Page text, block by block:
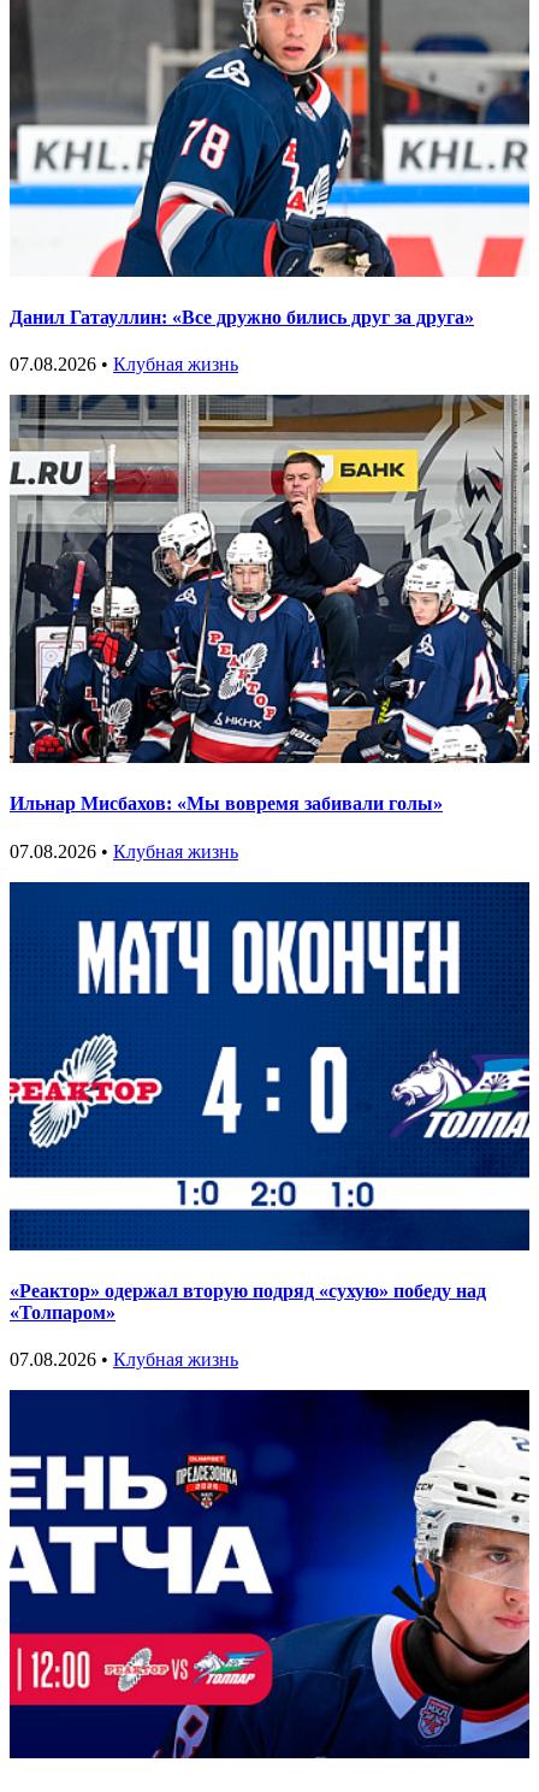
Данил Гатауллин: «Все дружно бились друг за друга»
07.08.2026 • Клубная жизнь
Ильнар Мисбахов: «Мы вовремя забивали голы»
07.08.2026 • Клубная жизнь
«Реактор» одержал вторую подряд «сухую» победу над
«Толпаром»
07.08.2026 • Клубная жизнь